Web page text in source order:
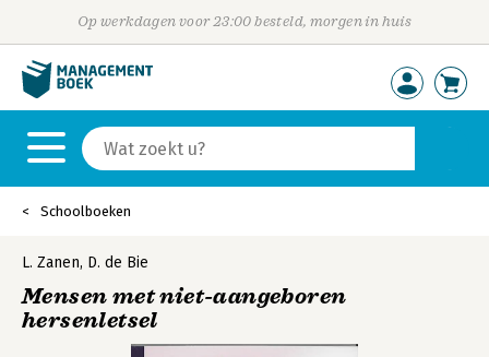
Op werkdagen voor 23:00 besteld, morgen in huis
Schoolboeken
L. Zanen, D. de Bie
Mensen met niet-aangeboren
hersenletsel